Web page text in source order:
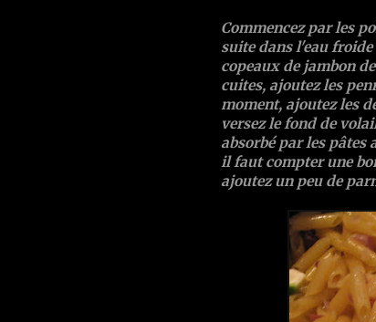
Commencez par les
suite dans l'eau
copeaux de jambon
cuites, ajoutez les
moment, ajoutez les
versez le fond de
absorbé par les pâtes
il faut compter une
ajoutez un peu de